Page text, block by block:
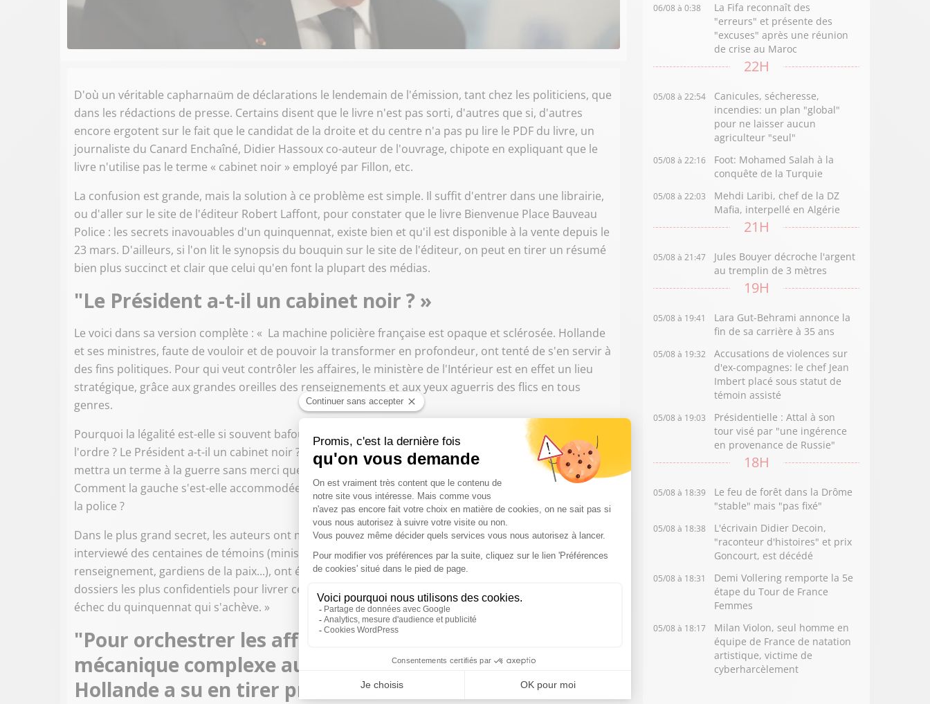
D'où un véritable capharnaüm de déclarations le lendemain de l'émission, tant chez les politiciens, que
dans les rédactions de presse. Certains disent que le livre n'est pas sorti, d'autres que si, d'autres
encore ergotent sur le fait que le candidat de la droite et du centre n'a pas pu lire le PDF du livre, un
journaliste du Canard Enchaîné, Didier Hassoux co-auteur de l'ouvrage, chipote en expliquant que le
livre n'utilise pas le terme « cabinet noir » employé par Fillon, etc.
La confusion est grande, mais la solution à ce problème est simple. Il suffit d'entrer dans une librairie,
ou d'aller sur le site de l'éditeur Robert Laffont, pour constater que le livre Bienvenue Place Bauveau
Police : les secrets inavouables d'un quinquennat, existe bien et qu'il est disponible à la vente depuis le
23 mars. D'ailleurs, si l'on lit le synopsis du bouquin sur le site de l'éditeur, on peut en tirer un résumé
bien plus succinct et clair que celui qu'en font la plupart des médias.
"Le Président a-t-il un cabinet noir ? »
Le voici dans sa version complète : « La machine policière française est opaque et sclérosée. Hollande
et ses ministres, faute de vouloir et de pouvoir la transformer en profondeur, ont tenté de s'en servir à
des fins politiques. Pour qui veut contrôler les affaires, le ministère de l'Intérieur est en effet un lieu
stratégique, grâce aux grandes oreilles des renseignements et aux yeux aguerris des flics en tous
genres.
Pourquoi la légalité est-elle si souvent bafouée chez ceux qui sont précisément censés faire régner
l'ordre ? Le Président a-t-il un cabinet noir ? Faut-il être franc-maçon pour réussir dans la police ? Qui
mettra un terme à la guerre sans merci que se livrent les diverses officines de renseignement ?
Comment la gauche s'est-elle accommodée des réseaux mafieux corses ? Quel est le poids du FN dans
la police ?
Dans le plus grand secret, les auteurs ont mené leurs investigations durant plusieurs années. Ils ont
interviewé des centaines de témoins (ministres, conseillers spéciaux, patrons de police, agents de
renseignement, gardiens de la paix...), ont écumé les commissariats, fouillé le ministère, épluché les
dossiers les plus confidentiels pour livrer cette enquête percutante et mettre en lumière le plus cuisant
échec du quinquennat qui s'achève. »
"Pour orchestrer les affaires judiciaires, il existe une
mécanique complexe aussi efficace que redoutable.
Hollande a su en tirer profit. »
06/08 à 0:38
La Fifa reconnaît des
"erreurs" et présente des
"excuses" après une réunion
de crise au Maroc
22H
05/08 à 22:54
Canicules, sécheresse,
incendies: un plan "global"
pour ne laisser aucun
agriculteur "seul"
05/08 à 22:16
Foot: Mohamed Salah à la
conquête de la Turquie
05/08 à 22:03
Mehdi Laribi, chef de la DZ
Mafia, interpellé en Algérie
21H
05/08 à 21:47
Jules Bouyer décroche l'argent
au tremplin de 3 mètres
19H
05/08 à 19:41
Lara Gut-Behrami annonce la
fin de sa carrière à 35 ans
05/08 à 19:32
Accusations de violences sur
d'ex-compagnes: le chef Jean
Imbert placé sous statut de
témoin assisté
05/08 à 19:03
Présidentielle : Attal à son
tour visé par "une ingérence
en provenance de Russie"
18H
05/08 à 18:39
Le feu de forêt dans la Drôme
"stable" mais "pas fixé"
05/08 à 18:38
L'écrivain Didier Decoin,
"raconteur d'histoires" et prix
Goncourt, est décédé
05/08 à 18:31
Demi Vollering remporte la 5e
étape du Tour de France
Femmes
05/08 à 18:17
Milan Violon, seul homme en
équipe de France de natation
artistique, victime de
cyberharcèlement